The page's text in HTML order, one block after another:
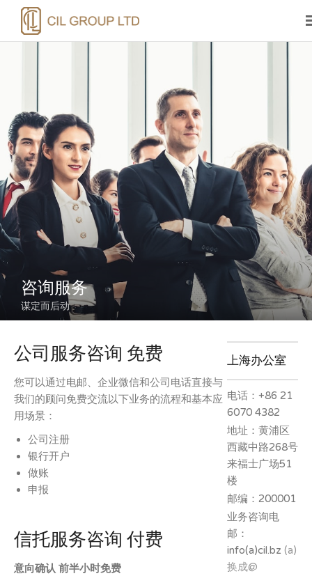
咨询服务
谋定而后动
公司服务咨询 免费
您可以通过电邮、企业微信和公司电话直接与
我们的顾问免费交流以下业务的流程和基本应
用场景：
公司注册
银行开户
做账
申报
信托服务咨询 付费
意向确认 前半小时免费
上海办公室
电话：+86 21
6070 4382
地址：黄浦区
西藏中路268号
来福士广场51
楼
邮编：200001
业务咨询电
邮：
info(a)cil.bz (a)
换成@